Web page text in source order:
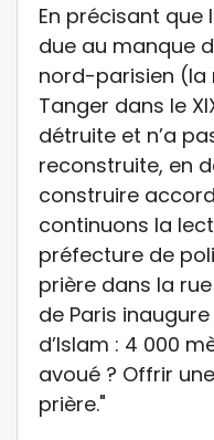
En précisant que
due au manque
nord-parisien (la
Tanger dans le
détruite et n’a
reconstruite, en
construire
continuons la
préfecture de
prière dans la
de Paris
d’Islam : 4 000
avoué ? Offrir
prière."